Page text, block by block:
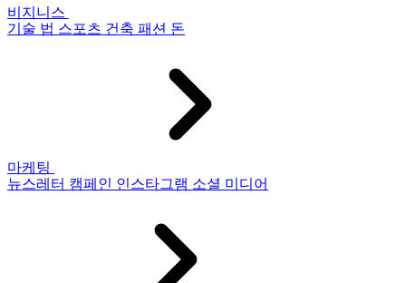
비지니스
기술 법 스포츠 건축 패션 돈
마케팅
뉴스레터 캠페인 인스타그램 소셜 미디어